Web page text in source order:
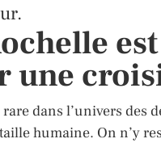
une
dans l’univers
humaine. On n’y